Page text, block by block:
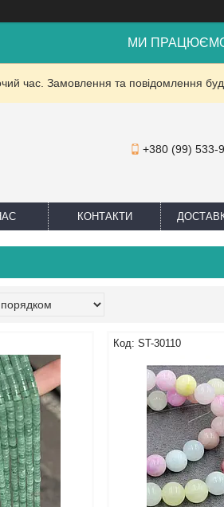
МИ
час. Замовлення та повідомлення
+380 (99) 533-
КОНТАКТИ
ST-30110